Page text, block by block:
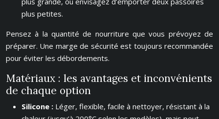
plus petites.
Pensez à la quantité de nourriture que vous prévoyez de
préparer. Une marge de sécurité est toujours recommandée
pour éviter les débordements.
Matériaux : les avantages et inconvénients
de chaque option
Silicone : Léger, flexible, facile à nettoyer, résistant à la